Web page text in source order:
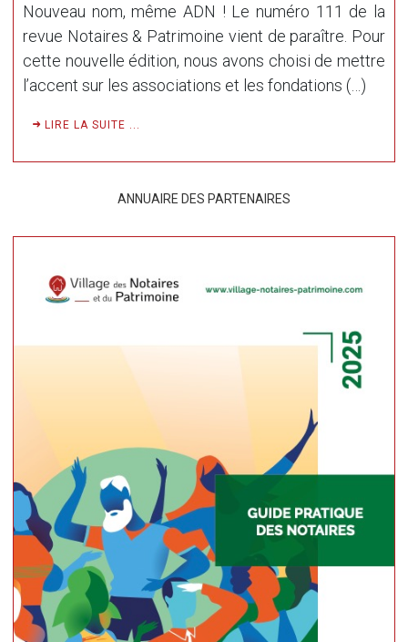
Nouveau nom, même ADN ! Le numéro 111 de la
revue Notaires & Patrimoine vient de paraître. Pour
cette nouvelle édition, nous avons choisi de mettre
l’accent sur les associations et les fondations (…)
LIRE LA SUITE ...
ANNUAIRE DES PARTENAIRES